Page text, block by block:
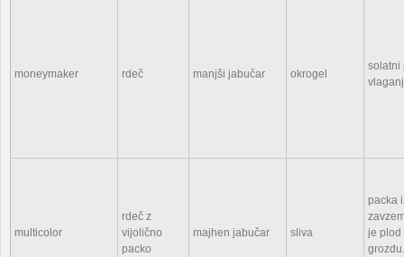
moneymaker rdeč manjši jabučar okrogel
solatni
multicolor
rdeč z
vijolično
packo
majhen jabučar sliva
packa
je plod